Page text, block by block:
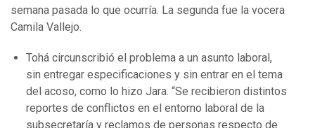
semana pasada lo que ocurría. La segunda fue la vocera
Camila Vallejo.
Tohá circunscribió el problema a un asunto laboral,
sin entregar especificaciones y sin entrar en el tema
del acoso, como lo hizo Jara. “Se recibieron distintos
reportes de conflictos en el entorno laboral de la
subsecretaría y reclamos de personas respecto de